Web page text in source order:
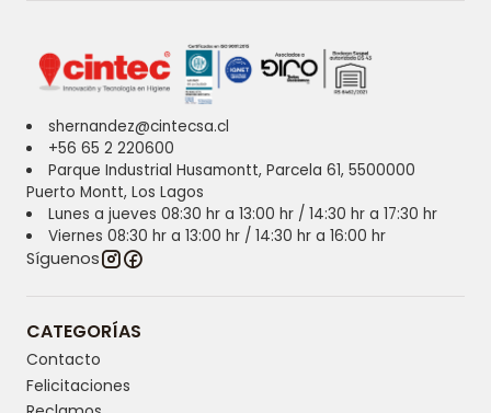
shernandez@cintecsa.cl
+56 65 2 220600
Parque Industrial Husamontt, Parcela 61, 5500000
Puerto Montt, Los Lagos
Lunes a jueves 08:30 hr a 13:00 hr / 14:30 hr a 17:30 hr
Viernes 08:30 hr a 13:00 hr / 14:30 hr a 16:00 hr
Síguenos
CATEGORÍAS
Contacto
Felicitaciones